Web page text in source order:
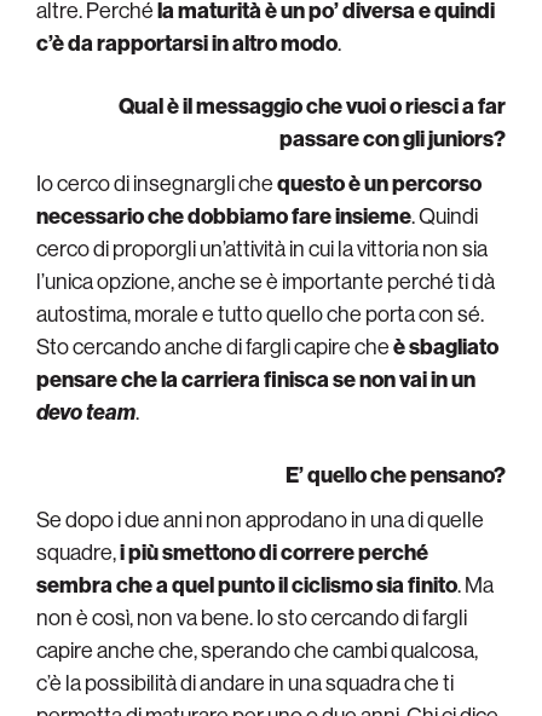
altre. Perchéla maturità è un po’ diversa e quindi
c’è da rapportarsi in altro modo.
Qual è il messaggio che vuoi o riesci a far
passare con gli juniors?
Io cerco di insegnargli chequesto è un percorso
necessario che dobbiamo fare insieme. Quindi
cerco di proporgli un’attività in cui la vittoria non sia
l’unica opzione, anche se è importante perché ti dà
autostima, morale e tutto quello che porta con sé.
Sto cercando anche di fargli capire cheè sbagliato
pensare che la carriera finisca se non vai in un
devo team.
E’ quello che pensano?
Se dopo i due anni non approdano in una di quelle
squadre,i più smettono di correre perché
sembra che a quel punto il ciclismo sia finito. Ma
non è così, non va bene. Io sto cercando di fargli
capire anche che, sperando che cambi qualcosa,
c’è la possibilità di andare in una squadra che ti